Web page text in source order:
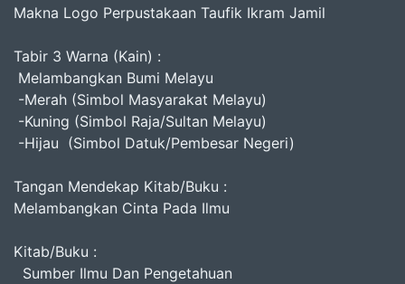
Makna Logo Perpustakaan Taufik Ikram Jamil
Tabir 3 Warna (Kain) :
Melambangkan Bumi Melayu
-Merah (Simbol Masyarakat Melayu)
-Kuning (Simbol Raja/Sultan Melayu)
-Hijau (Simbol Datuk/Pembesar Negeri)
Tangan Mendekap Kitab/Buku :
Melambangkan Cinta Pada Ilmu
Kitab/Buku :
Sumber Ilmu Dan Pengetahuan